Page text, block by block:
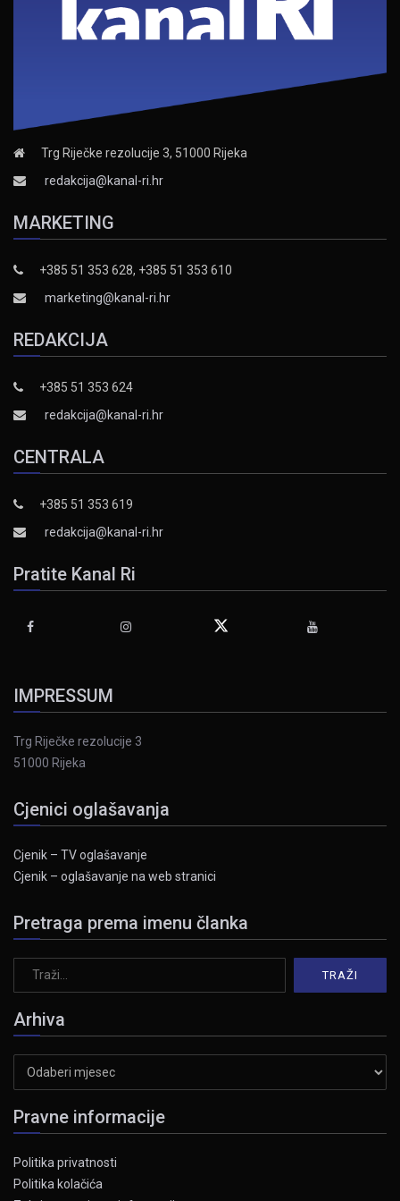
Trg Riječke rezolucije 3, 51000 Rijeka
redakcija@kanal-ri.hr
MARKETING
+385 51 353 628, +385 51 353 610
marketing@kanal-ri.hr
REDAKCIJA
+385 51 353 624
redakcija@kanal-ri.hr
CENTRALA
+385 51 353 619
redakcija@kanal-ri.hr
Pratite Kanal Ri
IMPRESSUM
Trg Riječke rezolucije 3
51000 Rijeka
Cjenici oglašavanja
Cjenik – TV oglašavanje
Cjenik – oglašavanje na web stranici
Pretraga prema imenu članka
Arhiva
Pravne informacije
Politika privatnosti
Politika kolačića